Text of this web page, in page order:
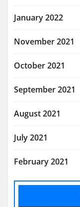
January 2022
November 2021
October 2021
September 2021
August 2021
July 2021
February 2021